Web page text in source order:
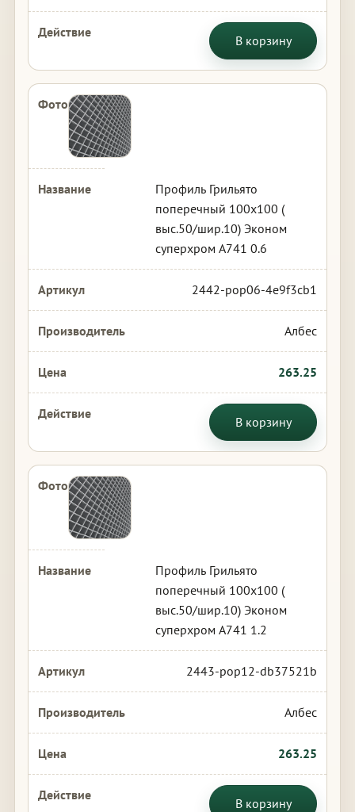
В корзину
Профиль Грильято
поперечный 100х100 (
выс.50/шир.10) Эконом
суперхром А741 0.6
2442-pop06-4e9f3cb1
Албес
263.25
В корзину
Профиль Грильято
поперечный 100х100 (
выс.50/шир.10) Эконом
суперхром А741 1.2
2443-pop12-db37521b
Албес
263.25
В корзину